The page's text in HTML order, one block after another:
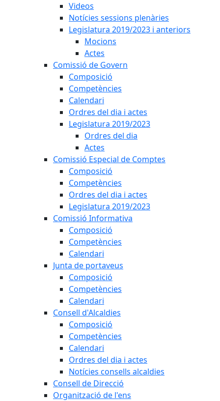
Videos
Notícies sessions plenàries
Legislatura 2019/2023 i anteriors
Mocions
Actes
Comissió de Govern
Composició
Competències
Calendari
Ordres del dia i actes
Legislatura 2019/2023
Ordres del dia
Actes
Comissió Especial de Comptes
Composició
Competències
Ordres del dia i actes
Legislatura 2019/2023
Comissió Informativa
Composició
Competències
Calendari
Junta de portaveus
Composició
Competències
Calendari
Consell d'Alcaldies
Composició
Competències
Calendari
Ordres del dia i actes
Notícies consells alcaldies
Consell de Direcció
Organització de l'ens